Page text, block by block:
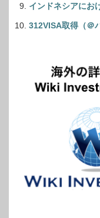
インドネシアにお
312VISA取得（＠